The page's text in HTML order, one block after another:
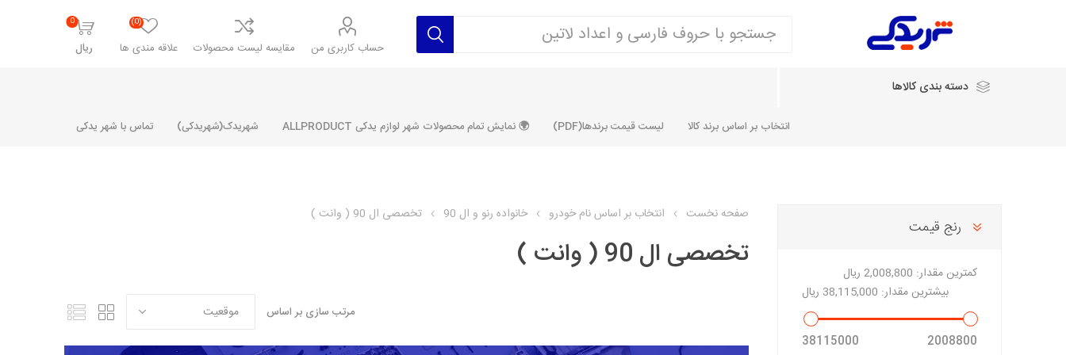
حساب کاربری من مقایسه لیست محصولات علاقه مندی ها
(0)
0
ریال
دسته بندی کالاها
خانواده 405، سمند، پارس، دنا و
خانواده 206 و رانا
تخصصی 206 SD
تخصصی 132
مشترک رنو و ال 90
تخصصی ال 90
تخصصی ال 90 ( وانت )
انتخاب بر اساس برند کالا
سایپایدک
شرکت دیناپارت شرکت آماتاصمد شرکت رفیع نیا
لیست قیمت برندها(PDF) 🌍 نمایش تمام محصولات شهر لوازم یدکی ALLPRODUCT شهریدک(شهریدکی) تماس با شهر یدکی
صفحه نخست انتخاب بر اساس نام خودرو خانواده رنو و ال 90 تخصصی ال 90 ( وانت )
تخصصی ال 90 ( وانت )
مرتب سازی بر اساس
رنج قیمت
کمترین مقدار: 2,008,800 ریال
بیشترین مقدار: 38,115,000 ریال
2008800
38115000